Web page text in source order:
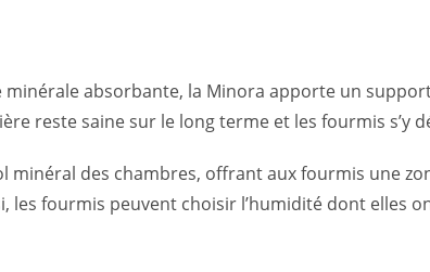
absorbante, la Minora apporte un
reste saine sur le long terme et les fourmis s’y
minéral des chambres, offrant aux fourmis une
les fourmis peuvent choisir l’humidité dont elles